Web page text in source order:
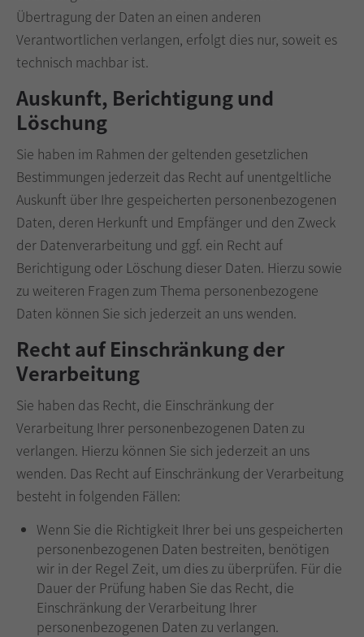
Übertragung der Daten an einen anderen
Verantwortlichen verlangen, erfolgt dies nur, soweit es
technisch machbar ist.
Auskunft, Berichtigung und
Löschung
Sie haben im Rahmen der geltenden gesetzlichen
Bestimmungen jederzeit das Recht auf unentgeltliche
Auskunft über Ihre gespeicherten personenbezogenen
Daten, deren Herkunft und Empfänger und den Zweck
der Datenverarbeitung und ggf. ein Recht auf
Berichtigung oder Löschung dieser Daten. Hierzu sowie
zu weiteren Fragen zum Thema personenbezogene
Daten können Sie sich jederzeit an uns wenden.
Recht auf Einschränkung der
Verarbeitung
Sie haben das Recht, die Einschränkung der
Verarbeitung Ihrer personenbezogenen Daten zu
verlangen. Hierzu können Sie sich jederzeit an uns
wenden. Das Recht auf Einschränkung der Verarbeitung
besteht in folgenden Fällen:
Wenn Sie die Richtigkeit Ihrer bei uns gespeicherten
personenbezogenen Daten bestreiten, benötigen
wir in der Regel Zeit, um dies zu überprüfen. Für die
Dauer der Prüfung haben Sie das Recht, die
Einschränkung der Verarbeitung Ihrer
personenbezogenen Daten zu verlangen.